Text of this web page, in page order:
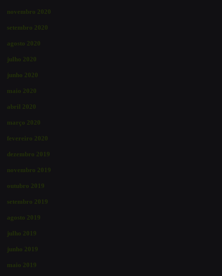
novembro 2020
setembro 2020
agosto 2020
julho 2020
junho 2020
maio 2020
abril 2020
março 2020
fevereiro 2020
dezembro 2019
novembro 2019
outubro 2019
setembro 2019
agosto 2019
julho 2019
junho 2019
maio 2019